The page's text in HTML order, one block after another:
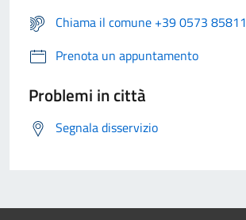
Chiama il comune +39 0573 85811
Prenota un appuntamento
Problemi in città
Segnala disservizio